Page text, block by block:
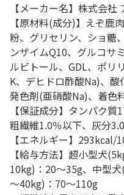
【メーカー名】株式会社
【原材料(成分)】えぞ鹿
粉、グリセリン、ショ糖
ンザイムQ10、グルコサ
ルビトール、GDL、ポリ
K、デヒドロ酢酸Na)、酸
発色剤(亜硝酸Na)、着色
【保証成分】タンパク質
粗繊維1.0％以下、灰分
【エネルギー】293kcal/
【給与方法】超小型犬
10kg)：20～35g、中型
～40kg)：70～110g